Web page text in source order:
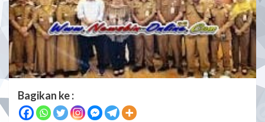
Bagikan ke :